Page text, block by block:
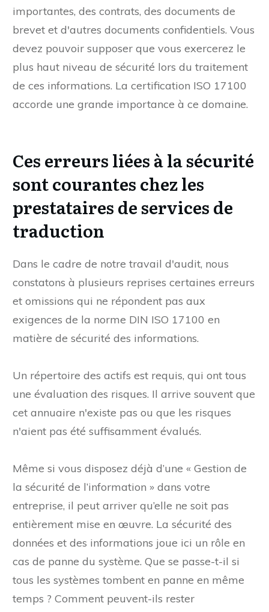
importantes, des contrats, des documents de
brevet et d'autres documents confidentiels. Vous
devez pouvoir supposer que vous exercerez le
plus haut niveau de sécurité lors du traitement
de ces informations. La certification ISO 17100
accorde une grande importance à ce domaine.
Ces erreurs liées à la sécurité
sont courantes chez les
prestataires de services de
traduction
Dans le cadre de notre travail d'audit, nous
constatons à plusieurs reprises certaines erreurs
et omissions qui ne répondent pas aux
exigences de la norme DIN ISO 17100 en
matière de sécurité des informations.
Un répertoire des actifs est requis, qui ont tous
une évaluation des risques. Il arrive souvent que
cet annuaire n'existe pas ou que les risques
n'aient pas été suffisamment évalués.
Même si vous disposez déjà d’une « Gestion de
la sécurité de l’information » dans votre
entreprise, il peut arriver qu’elle ne soit pas
entièrement mise en œuvre. La sécurité des
données et des informations joue ici un rôle en
cas de panne du système. Que se passe-t-il si
tous les systèmes tombent en panne en même
temps ? Comment peuvent-ils rester